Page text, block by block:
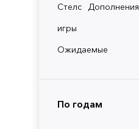
Стелс
игры
Дополнения
Ожидаемые
По годам